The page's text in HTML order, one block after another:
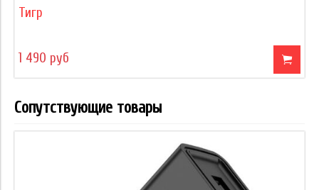
Тигр
1 490 руб
Сопутствующие товары